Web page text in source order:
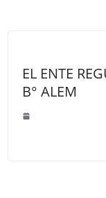
EL ENTE
B° ALEM